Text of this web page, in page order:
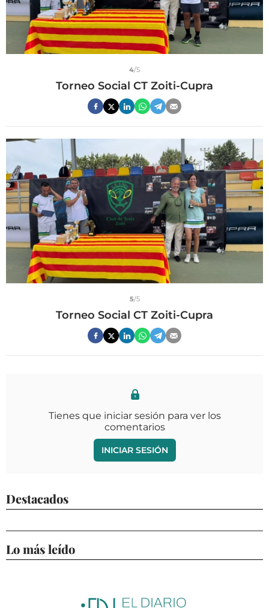
4/5
Torneo Social CT Zoiti-Cupra
5/5
Torneo Social CT Zoiti-Cupra
Tienes que iniciar sesión para ver los
comentarios
INICIAR SESIÓN
Destacados
Lo más leído